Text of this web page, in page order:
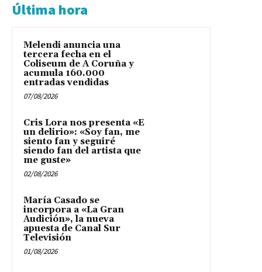
Última hora
Melendi anuncia una
tercera fecha en el
Coliseum de A Coruña y
acumula 160.000
entradas vendidas
07/08/2026
Cris Lora nos presenta «E
un delirio»: «Soy fan, me
siento fan y seguiré
siendo fan del artista que
me guste»
02/08/2026
María Casado se
incorpora a «La Gran
Audición», la nueva
apuesta de Canal Sur
Televisión
01/08/2026